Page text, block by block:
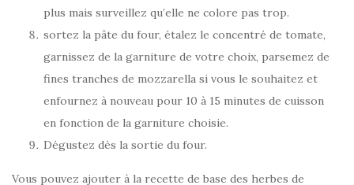
plus mais surveillez qu’elle ne colore pas trop.
sortez la pâte du four, étalez le concentré de tomate,
garnissez de la garniture de votre choix, parsemez de
fines tranches de mozzarella si vous le souhaitez et
enfournez à nouveau pour 10 à 15 minutes de cuisson
en fonction de la garniture choisie.
Dégustez dès la sortie du four.
Vous pouvez ajouter à la recette de base des herbes de